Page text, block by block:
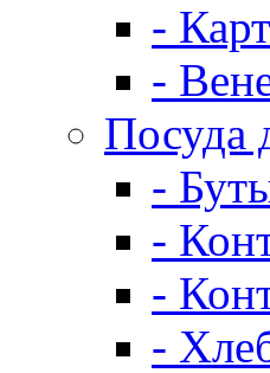
-
-
Посуда
-
-
-
-